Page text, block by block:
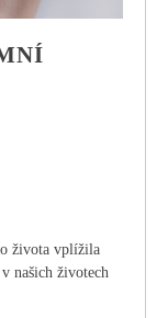
života vplížila
našich životech